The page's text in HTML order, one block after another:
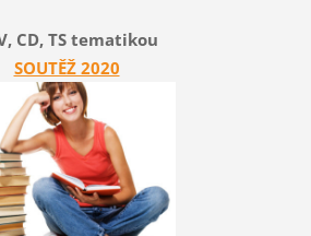
CD, TS tematikou
SOUTĚŽ 2020